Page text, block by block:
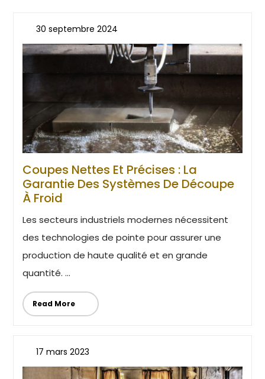
30 septembre 2024
Coupes Nettes Et Précises : La
Garantie Des Systèmes De Découpe
À Froid
Les secteurs industriels modernes nécessitent
des technologies de pointe pour assurer une
production de haute qualité et en grande
quantité. ...
Read More
17 mars 2023